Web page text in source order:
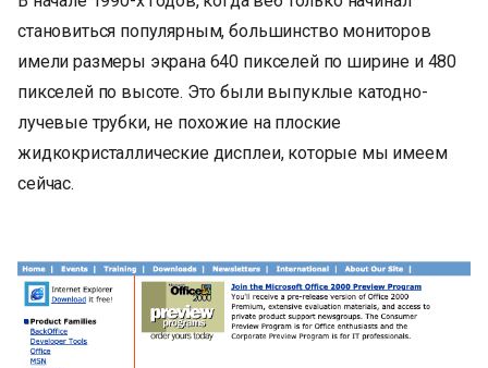
становиться популярным, большинство мониторов
имели размеры экрана 640 пикселей по ширине и 480
пикселей по высоте. Это были выпуклые катодно-
лучевые трубки, не похожие на плоские
жидкокристаллические дисплеи, которые мы имеем
сейчас.